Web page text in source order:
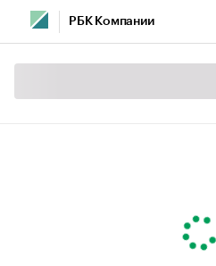
РБК Компании